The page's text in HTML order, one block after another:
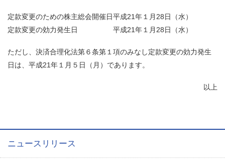
定款変更のための株主総会開催日平成21年１月 28日（水）
定款変更の効力発生日
平成21年１月 28日（水）
ただし、決済合理化法第６条第１項のみなし定款変更の効力発生
日は、平成21年１月５日（月）であります。
以上
ニュースリリース